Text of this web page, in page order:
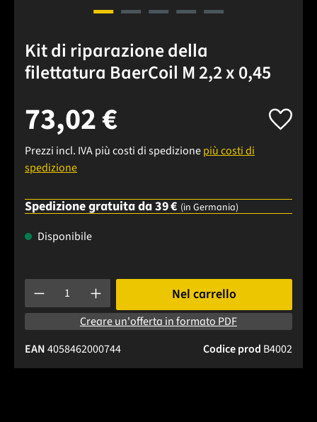
Kit di riparazione della
filettatura BaerCoil M 2,2 x 0,45
73,02 €
Prezzi incl. IVA più costi di spedizionepiù costi di
spedizione
Spedizione gratuita da 39 € (in Germania)
Disponibile
Quantità del prodotto: inserisci la quantità desiderata o
Nel carrello
Creare un'offerta in formato PDF
Codice prod B4002
EAN4058462000744